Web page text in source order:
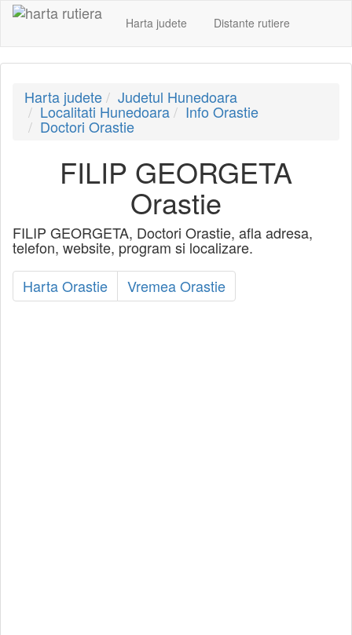
Harta judete Distante rutiere
Harta judete Judetul Hunedoara
Localitati Hunedoara Info Orastie
Doctori Orastie
FILIP GEORGETA
Orastie
FILIP GEORGETA, Doctori Orastie, afla adresa,
telefon, website, program si localizare.
Harta Orastie
Vremea Orastie